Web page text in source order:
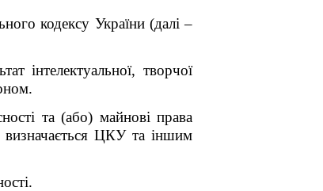
кодексу України (далі –
інтелектуальної, творчої
та (або) майнові права
визначається ЦКУ та іншим